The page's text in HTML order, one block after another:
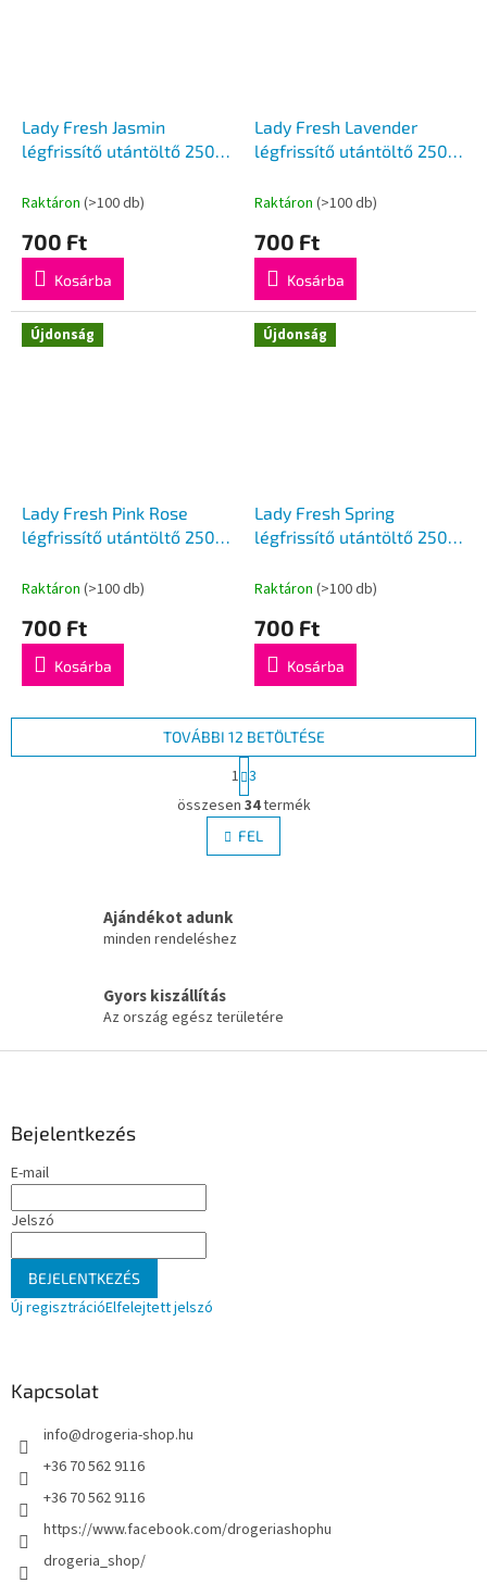
Lady Fresh Jasmin
légfrissítő utántöltő 250
Raktáron (>100 db)
700 Ft
Kosárba
Lady Fresh Lavender
légfrissítő utántöltő 250
Raktáron (>100 db)
700 Ft
Kosárba
Újdonság
Lady Fresh Pink Rose
légfrissítő utántöltő 250
Raktáron (>100 db)
700 Ft
Kosárba
Újdonság
Lady Fresh Spring
légfrissítő utántöltő 250
Raktáron (>100 db)
700 Ft
Kosárba
L
i
s
t
t
TOVÁBBI 12 BETÖLTÉSE
a
p
o
z
á
1 3
összesen 34termék
FEL
Ajándékot adunk
minden rendeléshez
Gyors kiszállítás
Az ország egész területére
Bejelentkezés
E-mail
Jelszó
BEJELENTKEZÉS
Új regisztrációElfelejtett jelszó
Kapcsolat
info@drogeria-shop.hu
+36 70 562 9116
+36 70 562 9116
https://www.facebook.com/drogeriashophu
drogeria_shop/